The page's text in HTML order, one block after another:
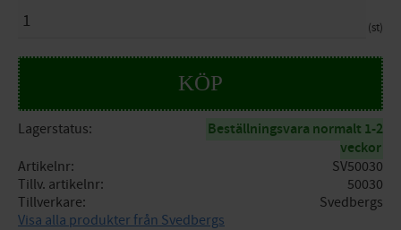
st
KÖP
Lagerstatus
Beställningsvara normalt 1-2
veckor
Artikelnr
SV50030
Tillv. artikelnr
50030
Tillverkare
Svedbergs
Visa alla produkter från Svedbergs